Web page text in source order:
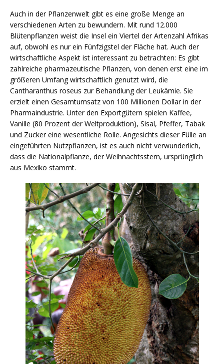
Auch in der Pflanzenwelt gibt es eine große Menge an
verschiedenen Arten zu bewundern. Mit rund 12.000
Blütenpflanzen weist die Insel ein Viertel der Artenzahl Afrikas
auf, obwohl es nur ein Fünfzigstel der Fläche hat. Auch der
wirtschaftliche Aspekt ist interessant zu betrachten: Es gibt
zahlreiche pharmazeutische Pflanzen, von denen erst eine im
größeren Umfang wirtschaftlich genutzt wird, die
Cantharanthus roseus zur Behandlung der Leukämie. Sie
erzielt einen Gesamtumsatz von 100 Millionen Dollar in der
Pharmaindustrie. Unter den Exportgütern spielen Kaffee,
Vanille (80 Prozent der Weltproduktion), Sisal, Pfeffer, Tabak
und Zucker eine wesentliche Rolle. Angesichts dieser Fülle an
eingeführten Nutzpflanzen, ist es auch nicht verwunderlich,
dass die Nationalpflanze, der Weihnachtsstern, ursprünglich
aus Mexiko stammt.